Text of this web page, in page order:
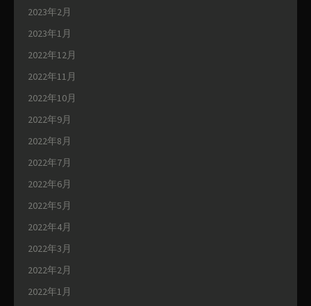
2023年2月
2023年1月
2022年12月
2022年11月
2022年10月
2022年9月
2022年8月
2022年7月
2022年6月
2022年5月
2022年4月
2022年3月
2022年2月
2022年1月